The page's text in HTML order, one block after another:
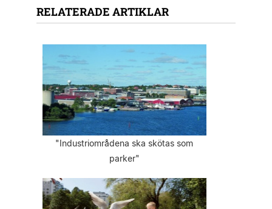
RELATERADE ARTIKLAR
"Industriområdena ska skötas som
parker"